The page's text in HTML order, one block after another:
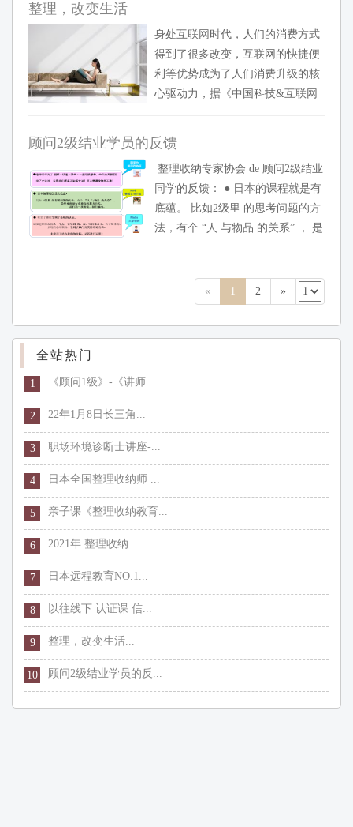
提供的资格认证： ...
整理，改变生活
身处互联网时代，人们的消费方式
得到了很多改变，互联网的快捷便
利等优势成为了人们消费升级的核
心驱动力，据《中国科技&互联网
明，接近四成网民表示，他们进行
消费升级的主要原因是为了提升生
活品质。 品质生活=消费升级？ 相
信许多看过《小时代》的人都知
道，其描述的...
顾问2级结业学员的反馈
整理收纳专家协会 de 顾问2级结业
同学的反馈： ● 日本的课程就是有
底蕴。 比如2级里 的思考问题的方
法，有个 “人 与物品 的关系” ， 是
«
1 2 »
全站热门
1 《顾问1级》-《讲师...
2 22年1月8日长三角...
3 职场环境诊断士讲座-...
4 日本全国整理收纳师 ...
5 亲子课《整理收纳教育...
6 2021年 整理收纳...
7 日本远程教育NO.1...
8 以往线下 认证课 信...
9 整理，改变生活...
10 顾问2级结业学员的反...